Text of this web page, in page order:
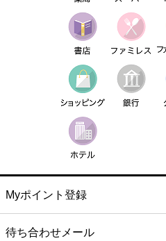
Myポイント登録
待ち合わせメール